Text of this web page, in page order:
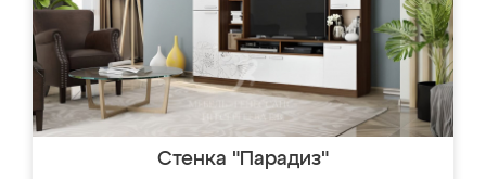
Стенка "Парадиз"